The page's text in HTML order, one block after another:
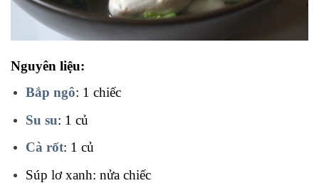
Nguyên liệu:
Bắp ngô: 1 chiếc
Su su: 1 củ
Cà rốt: 1 củ
Súp lơ xanh: nửa chiếc